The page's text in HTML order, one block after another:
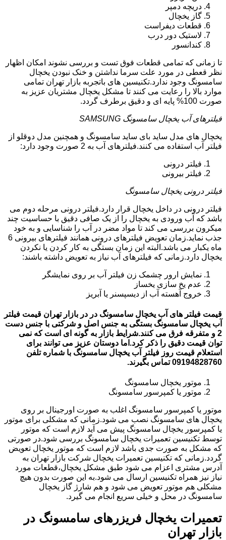
دریچه دمپر
گاز یخچال
قطعات دیفراست
لاستیک دور درب
کندانسور
تا زمانی که تمامی قطعات فوق تست و بررسی نشوند امکان اظهار
نظر قعطی در مورد علت سرما نداشتن و خنک نبودن یخچال
سامسونگ وجود ندارد.تکنیسین های باتجربه بازار تهران تمامی
موارد بالا را رعایت می کنند تا مشکل یخچال مشتریان عزیز به
صورت 100% پایه ای و دقیق برطرف گردد.
فیلترهای آب یخچال سامسونگ SAMSUNG
یخچال های مدل ساید بای ساید سامسونگ و همچنین مدل دوقلو از
فیلتر آب استفاده می کنند.فیلترهای آب به 2 صورت وجود دارد:
فیلتر درونی
فیلتر بیرونی
فیلتر درونی یخچال سامسونگ
فیلتر درونی در داخل یخچال قرار دارد.فیلتر درونی مرحله دوم می
باشد که آب ورودی به یخچال را از یک صافی دقیق با حساسیت چند
میکرون بررسی می کند تا مواد مضر در آب را شناسایی و به خود
جذب نماید.زمان تعویض فیلترهای درونی همانند فیلترهای بیرونی 6
ماه یکبار می باشد.البته این زمان بستگی به کار کردن یا نکردن
یخچال دارد.زمانی که فیلترهای آب نیاز به تعویض داشته باشند:
نمایش ارور چشمک زن فیلتر آب بر روی نمایشگر
عدم یخ سازی یخساز
خروج آهسته آب از دیسپسنر یا آبریز
قیمت فیلتر های آب یخچال سامسونگ در در بازار تهران قیمت فیلتر
آب یخچال سامسونگ بستگی به جنس اصل و شرکتی با جنس دست
2 و متفرقه فرق می کنند.شرایط بازار به گونه ای است که نمی
توان قیمت دقیق را ذکر کرد.اما دوستان عزیز می توانند برای
استعلام قیمت روز فیلتر آب یخچال سامسونگ با شماره تلفن
09194828760 تماس بگیرند.
موتور یخچال سامسونگ
موتور یا کمپرسور سامسونگ
موتور یا کمپرسور سامسونگ اغلب به صورت اورجینال بر روی
یخچال های سامسونگ نصب می شود.زمانی که مشکلی برای موتور
یا کمپرسور یخچال سامسونگ پیش می آید لازم است که موتور
توسط تکنیسین تعمیرات یخچال سامسونگ بررسی شود.در صورتی
که مشکل به صورت جدی باشد لازم است که موتور یخچال تعویض
گردد.زمانی که تکنیسین تعمیرات یخچال شرکت بازار تهران به
آدرس مشتری اعزام می شود طبق مشکل یخچال،قطعات مورد
نیاز نیز همراه تکنیسین ارسال می شود.به این صورت بدون هیچ
مشکلی هم موتور تعویض می شود و هم شارژ گاز یخچال
سامسونگ در محل و خیلی سریع انجام می گیرد.
تعمیرات یخچال فریزرهای سامسونگ در
بازار تهران